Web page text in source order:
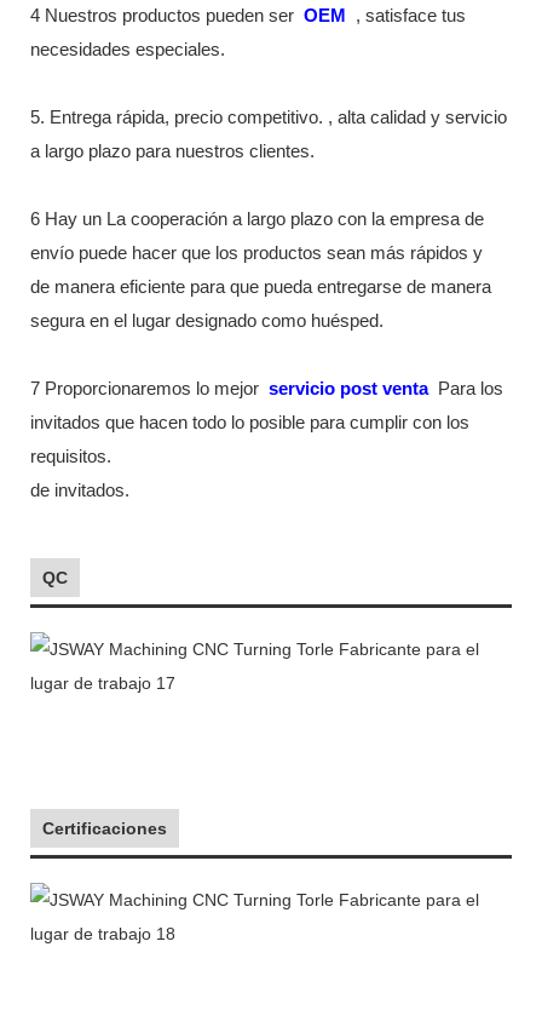
4 Nuestros productos pueden ser OEM
, satisface tus
necesidades especiales.
5. Entrega rápida, precio competitivo. , alta calidad y servicio
a largo plazo para nuestros clientes.
6 Hay un La cooperación a largo plazo con la empresa de
envío puede hacer que los productos sean más rápidos y
de manera eficiente para que pueda entregarse de manera
segura en el lugar designado como huésped.
7 Proporcionaremos lo mejor servicio post venta Para los
invitados que hacen todo lo posible para cumplir con los
requisitos.
de invitados.
QC
Certificaciones